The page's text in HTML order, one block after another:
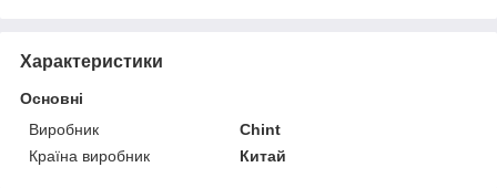
Характеристики
Основні
Виробник
Chint
Країна виробник
Китай